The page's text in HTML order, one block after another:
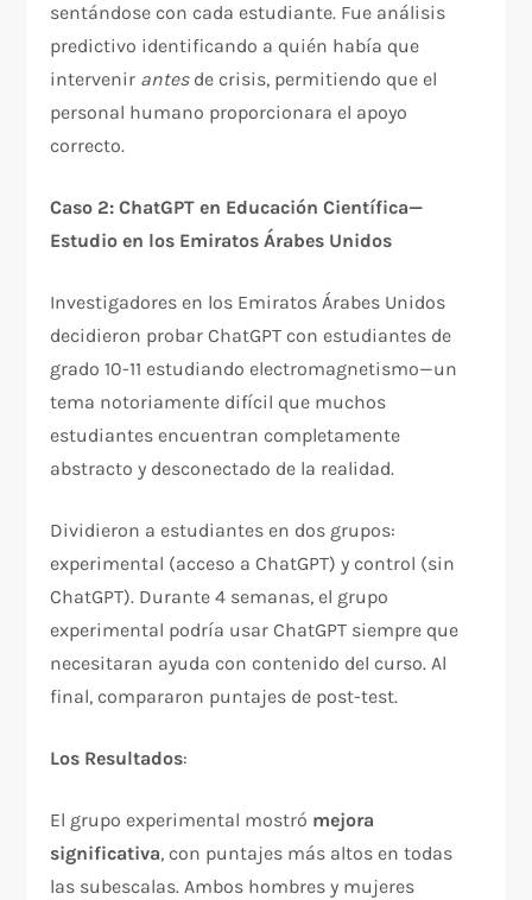
sentándose con cada estudiante. Fue análisis
predictivo identificando a quién había que
intervenir antesde crisis, permitiendo que el
personal humano proporcionara el apoyo
correcto.
Caso 2: ChatGPT en Educación Científica—
Estudio en los Emiratos Árabes Unidos
Investigadores en los Emiratos Árabes Unidos
decidieron probar ChatGPT con estudiantes de
grado 10-11 estudiando electromagnetismo—un
tema notoriamente difícil que muchos
estudiantes encuentran completamente
abstracto y desconectado de la realidad.
Dividieron a estudiantes en dos grupos:
experimental (acceso a ChatGPT) y control (sin
ChatGPT). Durante 4 semanas, el grupo
experimental podría usar ChatGPT siempre que
necesitaran ayuda con contenido del curso. Al
final, compararon puntajes de post-test.​
Los Resultados:
El grupo experimental mostró mejora
significativa, con puntajes más altos en todas
las subescalas. Ambos hombres y mujeres